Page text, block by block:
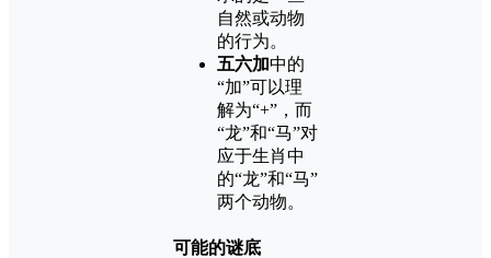
自然或动物
的行为。
五六加中的
“加”可以理
解为“+”，而
“龙”和“马”对
应于生肖中
的“龙”和“马”
两个动物。
可能的谜底